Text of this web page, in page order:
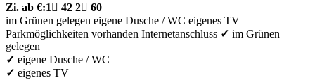
Zi. ab €:1  42 2 60
im Grünen gelegen eigene Dusche / WC eigenes TV
Parkmöglichkeiten vorhanden Internetanschluss ✓ im Grünen
gelegen
✓ eigene Dusche / WC
✓ eigenes TV